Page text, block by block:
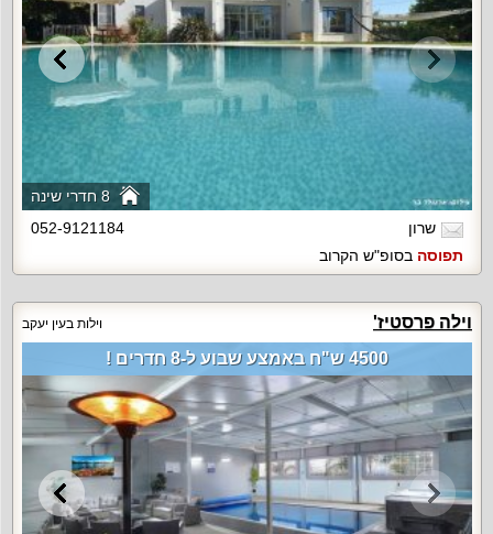
8 חדרי שינה
שרון
052-9121184
תפוסה בסופ"ש הקרוב
וילה פרסטיז' וילות בעין יעקב
4500 ש"ח באמצע שבוע ל-8 חדרים !